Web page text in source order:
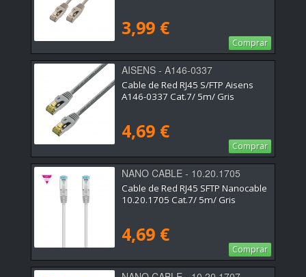
3,99 €
Comprar
AISENS - A146-0337
Cable de Red RJ45 S/FTP Aisens
A146-0337 Cat.7/ 5m/ Gris
4,69 €
Comprar
NANO CABLE - 10.20.1705
Cable de Red RJ45 SFTP Nanocable
10.20.1705 Cat.7/ 5m/ Gris
4,69 €
Comprar